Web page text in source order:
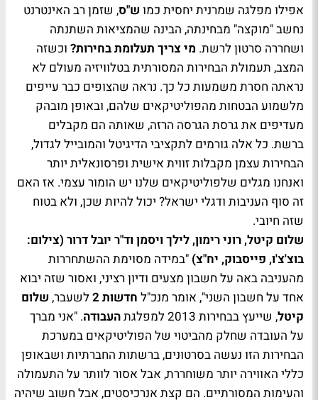
אפילו מפלגה שמרנית יחסית כמו ש"ס, שזמן רב האינטרנט
נחשב "מוקצה" מבחינתה, הבינה שהמציאות השתנתה
ושחררה סרטון לרשת. מי צריך תעלומת בחירות? וכשזה
המצב, תעמולת הבחירות המסורתית בטלוויזיה מעולם לא
נראתה חסרת משמעות כל כך. נראה שהצופים כבר עייפים
מלשמוע הבטחות מהפוליטיקאים שלהם, ובאופן מובהק
מעדיפים את גרסת הגרסה הרזה, שאותה הם מקבלים
ברשת. כל אלה גורמים לתקציבי הדיגיטל והמובייל לגדול,
הבחירות עצמן מקבלות זווית אישית ופרסונאלית יותר
ואנחנו מגלים שלפוליטיקאים שלנו יש הומור עצמי. אז האם
זה סוף העניבות ודגלי ישראל? יכול להיות שכן, ולא בטוח
שזה חיובי.
שלום קיטל, רוני רימון, לילך ויסמן וד"ר יובל דרור (צילום:
בוצ'צ'ו, פייסבוק, יח"צ) "במידה מסוימת ההשתחררות
מהעניבה באה על חשבון מצעים ודיון רציני, ואסור שזה יבוא
אחד על חשבון השני", אומר מנכ"ל חדשות 2 לשעבר, שלום
קיטל, שייעץ בבחירות 2013 למפלגת העבודה. "אני מברך
על העובדה שחלק מהביטוי של הפוליטיקאים במערכת
הבחירות הזו נעשה בסרטונים, ברשתות החברתיות ושבאופן
כללי האווירה יותר משוחררת, אבל אסור לוותר על התעמולה
והעימות המסורתיים. הם קצת אנרכיסטים, אבל חשוב שיהיה